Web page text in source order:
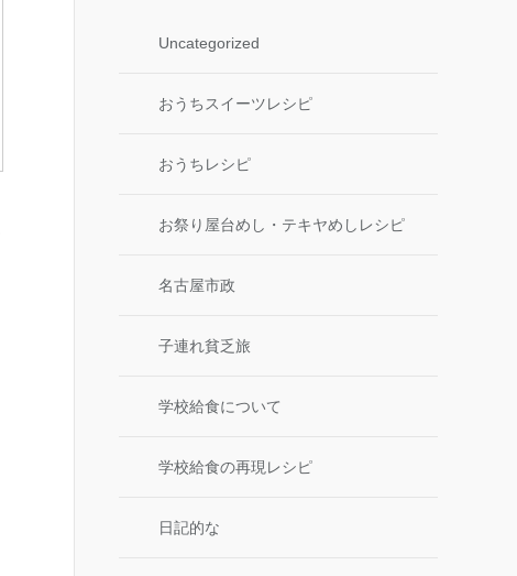
Uncategorized
おうちスイーツレシピ
おうちレシピ
お祭り屋台めし・テキヤめしレシピ
名古屋市政
子連れ貧乏旅
学校給食について
学校給食の再現レシピ
日記的な